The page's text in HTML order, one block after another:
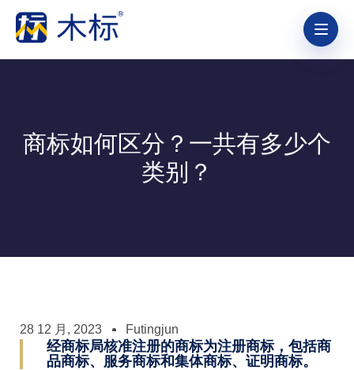
商标如何区分？一共有多少个
类别？
28 12 月, 2023 Futingjun
经商标局核准注册的商标为注册商标，包括商
品商标、服务商标和集体商标、证明商标。